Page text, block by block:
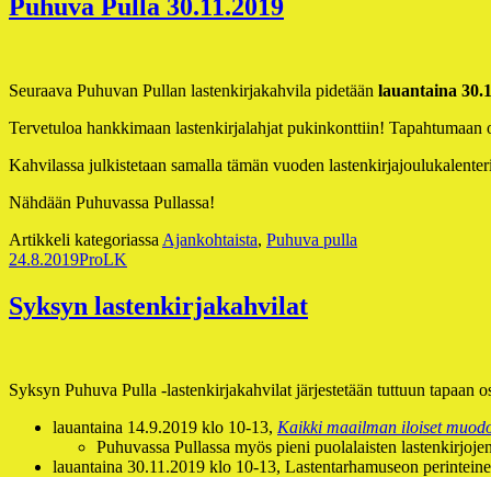
Puhuva Pulla 30.11.2019
Seuraava Puhuvan Pullan lastenkirjakahvila pidetään lauantaina
Tervetuloa hankkimaan lastenkirjalahjat pukinkonttiin! Tapahtumaan
Kahvilassa julkistetaan samalla tämän vuoden
Nähdään Puhuvassa Pullassa!
Artikkeli kategoriassa Ajankohtaista, Puhuva pulla
Julkaistu
24.8.2019Kirjoittaja
ProLK
Syksyn lastenkirjakahvilat
Syksyn Puhuva Pulla -lastenkirjakahvilat järjestetään tuttuun tapaan
lauantaina 14.9.2019 klo 10-13, Kaikki maailman iloiset
Puhuvassa Pullassa myös pieni puolalaisten
lauantaina 30.11.2019 klo 10-13, Lastentarhamuseon